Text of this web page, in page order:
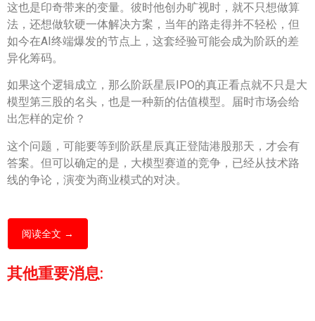
这也是印奇带来的变量。彼时他创办旷视时，就不只想做算
法，还想做软硬一体解决方案，当年的路走得并不轻松，但
如今在AI终端爆发的节点上，这套经验可能会成为阶跃的差
异化筹码。
如果这个逻辑成立，那么阶跃星辰IPO的真正看点就不只是大
模型第三股的名头，也是一种新的估值模型。届时市场会给
出怎样的定价？
这个问题，可能要等到阶跃星辰真正登陆港股那天，才会有
答案。但可以确定的是，大模型赛道的竞争，已经从技术路
线的争论，演变为商业模式的对决。
阅读全文 →
其他重要消息: